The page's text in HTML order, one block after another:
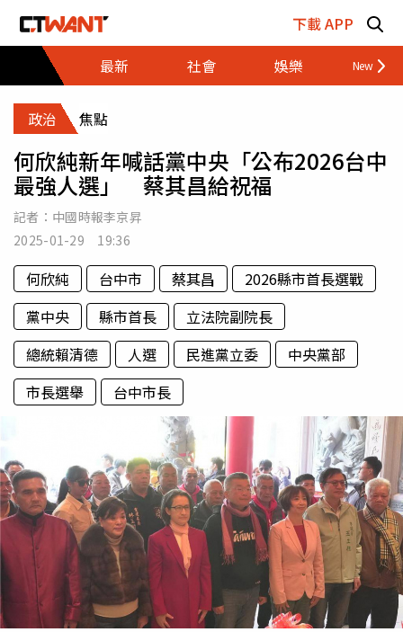
下載 APP
最新
社會 娛樂 財經
政治 焦點
何欣純新年喊話黨中央「公布2026台中
最強人選」 蔡其昌給祝福
記者： 中國時報李京昇
2025-01-29 19:36
何欣純 台中市 蔡其昌
2026縣市首長選戰
黨中央
縣市首長
立法院副院長
總統賴清德
人選 民進黨立委
中央黨部
市長選舉
台中市長